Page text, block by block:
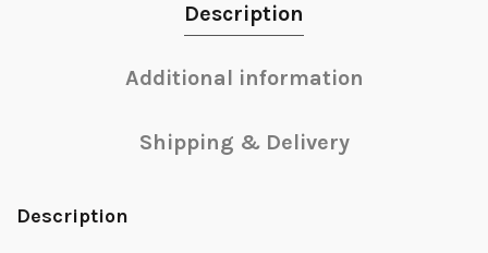
Description
Additional information
Shipping & Delivery
Description